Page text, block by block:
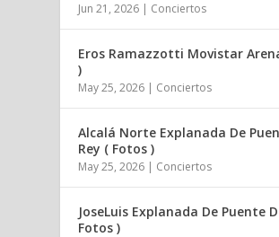
Jun 21, 2026 | Conciertos
Eros Ramazzotti Movistar
)
May 25, 2026 | Conciertos
Alcalá Norte Explanada De
Rey ( Fotos )
May 25, 2026 | Conciertos
JoseLuis Explanada De Puente
Fotos )